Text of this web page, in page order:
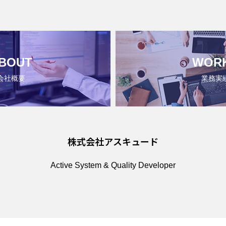
社概要 業務実
株式会社アスキュード
Active System & Quality Developer